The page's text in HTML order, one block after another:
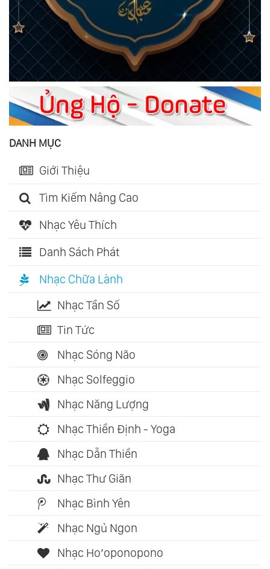
DANH MỤC
Giới Thiệu
Tìm Kiếm Nâng Cao
Nhạc Yêu Thích
Danh Sách Phát
Nhạc Chữa Lành
Nhạc Tần Số
Tin Tức
Nhạc Sóng Não
Nhạc Solfeggio
Nhạc Năng Lượng
Nhạc Thiền Định - Yoga
Nhạc Dẫn Thiền
Nhạc Thư Giãn
Nhạc Bình Yên
Nhạc Ngủ Ngon
Nhạc Ho’oponopono